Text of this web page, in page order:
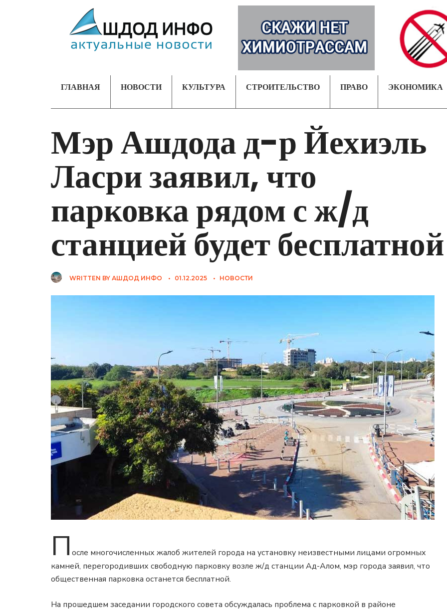
ГЛАВНАЯ НОВОСТИ КУЛЬТУРА СТРОИТЕЛЬСТВО ПРАВО ЭКОНОМИКА
Мэр Ашдода д-р Йехиэль
Ласри заявил, что
парковка рядом с ж/д
станцией будет бесплатной
WRITTEN BY АШДОД ИНФО • 01.12.2025 • НОВОСТИ
П осле многочисленных жалоб жителей города на установку неизвестными лицами огромных
камней, перегородивших свободную парковку возле ж/д станции Ад-Алом, мэр города заявил, что
общественная парковка останется бесплатной.
На прошедшем заседании городского совета обсуждалась проблема с парковкой в районе